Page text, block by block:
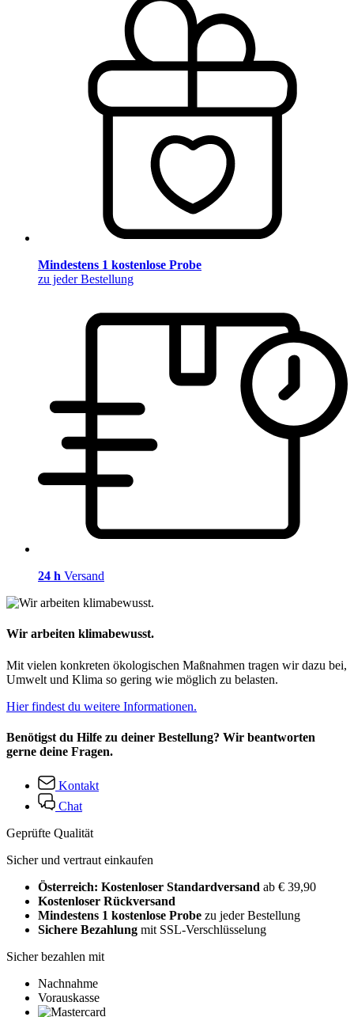
Mindestens 1 kostenlose Probe
zu jeder Bestellung
24 h Versand
Wir arbeiten klimabewusst.
Mit vielen konkreten ökologischen Maßnahmen tragen wir dazu bei,
Umwelt und Klima so gering wie möglich zu belasten.
Hier findest du weitere Informationen.
Benötigst du Hilfe zu deiner Bestellung? Wir beantworten
gerne deine Fragen.
Kontakt
Chat
Geprüfte Qualität
Sicher und vertraut einkaufen
Österreich: Kostenloser Standardversand ab € 39,90
Kostenloser Rückversand
Mindestens 1 kostenlose Probe zu jeder Bestellung
Sichere Bezahlung mit SSL-Verschlüsselung
Sicher bezahlen mit
Nachnahme
Vorauskasse